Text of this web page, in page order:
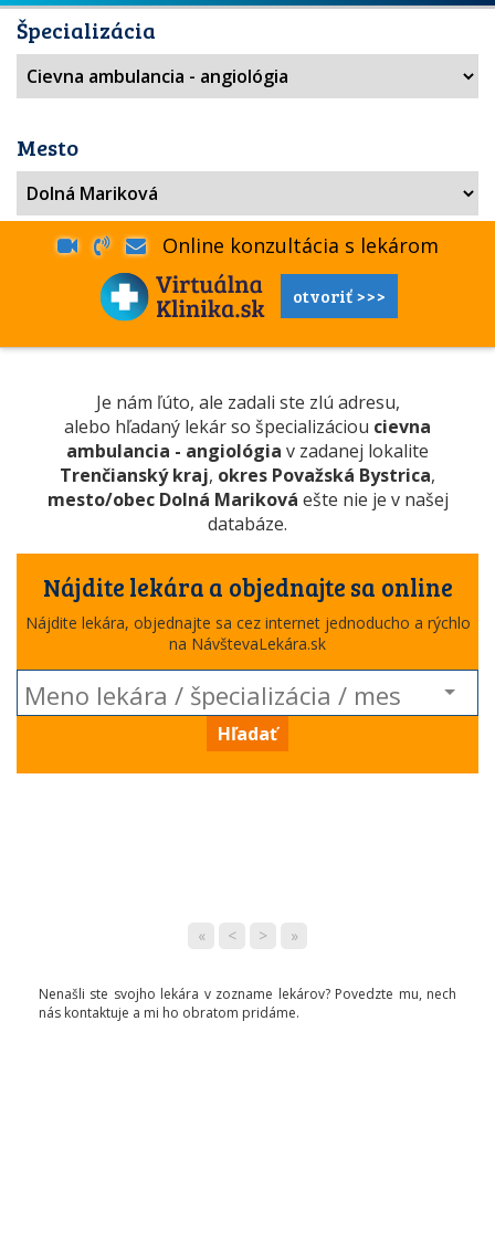
Špecializácia
Mesto
Online konzultácia s lekárom
otvoriť >>>
Je nám ľúto, ale zadali ste zlú adresu,
alebo hľadaný lekár so špecializáciou cievna
ambulancia - angiológia v zadanej lokalite
Trenčianský kraj, okres Považská Bystrica,
mesto/obec Dolná Mariková ešte nie je v našej
databáze.
Nájdite lekára a objednajte sa online
Nájdite lekára, objednajte sa cez internet jednoducho a rýchlo
na NávštevaLekára.sk
Hľadať
« < > »
Nenašli ste svojho lekára v zozname lekárov? Povedzte mu, nech
nás kontaktuje a mi ho obratom pridáme.